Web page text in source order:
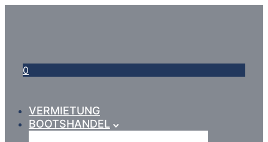
0
VERMIETUNG
BOOTSHANDEL